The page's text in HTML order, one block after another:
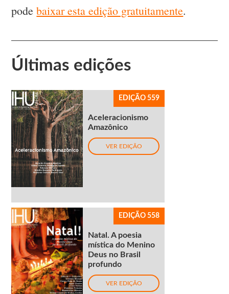
podebaixar esta edição gratuitamente.
Últimas edições
EDIÇÃO 559
Aceleracionismo
Amazônico
VER EDIÇÃO
EDIÇÃO 558
Natal. A poesia
mística do Menino
Deus no Brasil
profundo
VER EDIÇÃO